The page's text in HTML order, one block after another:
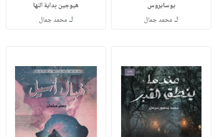
يوسايروس
لـ محمد جمال
هيوجين بداية النها
لـ محمد جمال